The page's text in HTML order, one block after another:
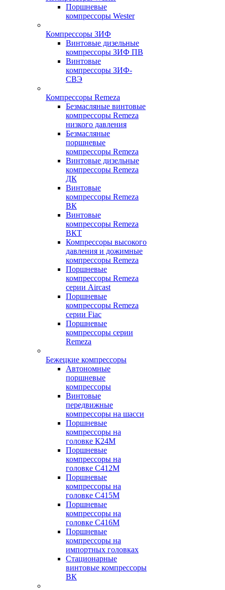
Поршневые
компрессоры Wester
Компрессоры ЗИФ
Винтовые дизельные
компрессоры ЗИФ ПВ
Винтовые
компрессоры ЗИФ-
СВЭ
Компрессоры Remeza
Безмасляные винтовые
компрессоры Remeza
низкого давления
Безмасляные
поршневые
компрессоры Remeza
Винтовые дизельные
компрессоры Remeza
ДК
Винтовые
компрессоры Remeza
ВК
Винтовые
компрессоры Remeza
ВКТ
Компрессоры высокого
давления и дожимные
компрессоры Remeza
Поршневые
компрессоры Remeza
серии Aircast
Поршневые
компрессоры Remeza
серии Fiac
Поршневые
компрессоры серии
Remeza
Бежецкие компрессоры
Автономные
поршневые
компрессоры
Винтовые
передвижные
компрессоры на шасси
Поршневые
компрессоры на
головке К24М
Поршневые
компрессоры на
головке С412М
Поршневые
компрессоры на
головке С415М
Поршневые
компрессоры на
головке С416М
Поршневые
компрессоры на
импортных головках
Стационарные
винтовые компрессоры
ВК